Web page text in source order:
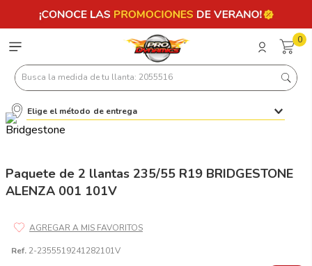
0
Busca la medida de tu llanta: 2055516
Elige el método de entrega
Paquete de 2 llantas 235/55 R19 BRIDGESTONE
ALENZA 001 101V
Ref. 2-2355519241282101V
Términos más buscados
2